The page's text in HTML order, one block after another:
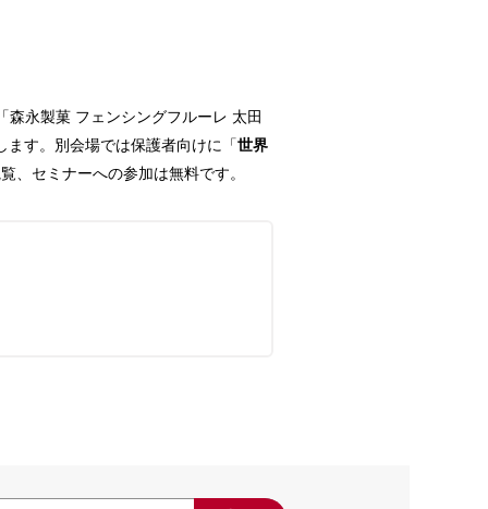
永製菓 フェンシングフルーレ 太田
す。別会場では保護者向けに「世界
、セミナーへの参加は無料です。